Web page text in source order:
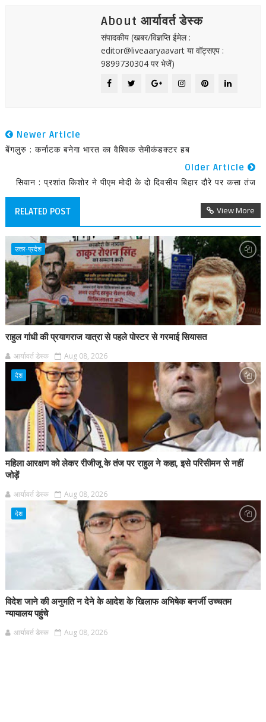
About आर्यावर्त डेस्क
संपादकीय (खबर/विज्ञप्ति ईमेल :
editor@liveaaryaavart या वॉट्सएप :
9899730304 पर भेजें)
Newer Article
बेंगलुरु : कर्नाटक बनेगा भारत का वैश्विक सेमीकंडक्टर हब
Older Article
सिवान : प्रशांत किशोर ने पीएम मोदी के दो दिवसीय बिहार दौरे पर कसा तंज
RELATED POST View More
उत्तर-प्रदेश
राहुल गांधी की प्रयागराज यात्रा से पहले पोस्टर से गरमाई सियासत
आर्यावर्त डेस्क Aug 08, 2026
देश
महिला आरक्षण को लेकर रीजीजू के तंज पर राहुल ने कहा, इसे परिसीमन से नहीं
जोड़ें
आर्यावर्त डेस्क Aug 08, 2026
देश
विदेश जाने की अनुमति न देने के आदेश के खिलाफ अभिषेक बनर्जी उच्चतम
न्यायालय पहुंचे
आर्यावर्त डेस्क Aug 08, 2026